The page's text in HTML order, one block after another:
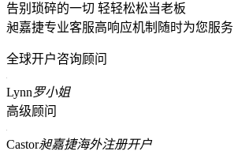
告别琐碎的一切 轻轻松松当老板
昶嘉捷专业客服高响应机制随时为您服务
全球开户咨询顾问
Lynn罗小姐
高级顾问
Castor昶嘉捷海外注册开户